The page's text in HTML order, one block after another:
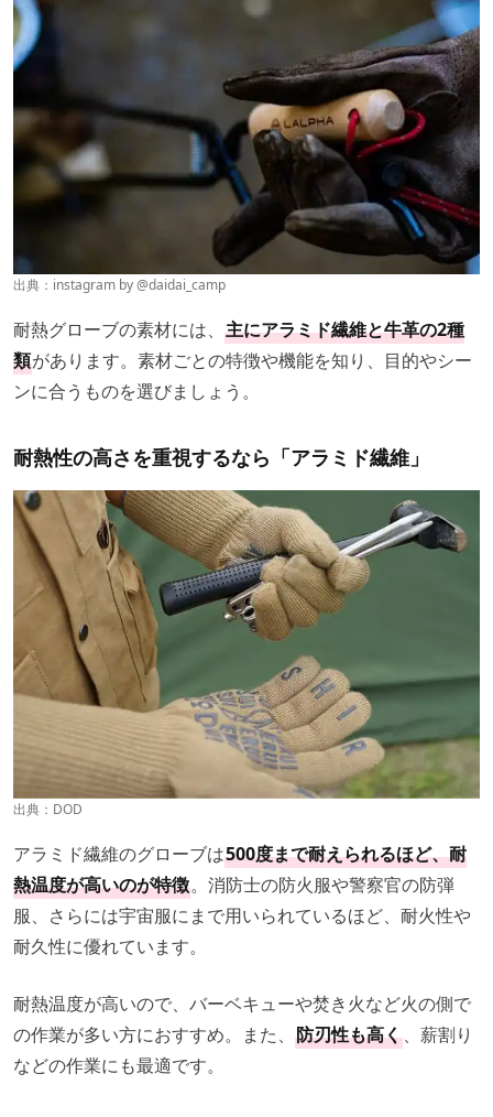
出典：instagram by@daidai_camp
耐熱グローブの素材には、 主にアラミド繊維と牛革の2種
類があります。素材ごとの特徴や機能を知り、目的やシー
ンに合うものを選びましょう。
耐熱性の高さを重視するなら「アラミド繊維」
出典： DOD
アラミド繊維のグローブは500度まで耐えられるほど、耐
熱温度が高いのが特徴。消防士の防火服や警察官の防弾
服、さらには宇宙服にまで用いられているほど、耐火性や
耐久性に優れています。
耐熱温度が高いので、バーベキューや焚き火など火の側で
の作業が多い方におすすめ。また、 防刃性も高く、薪割り
などの作業にも最適です。